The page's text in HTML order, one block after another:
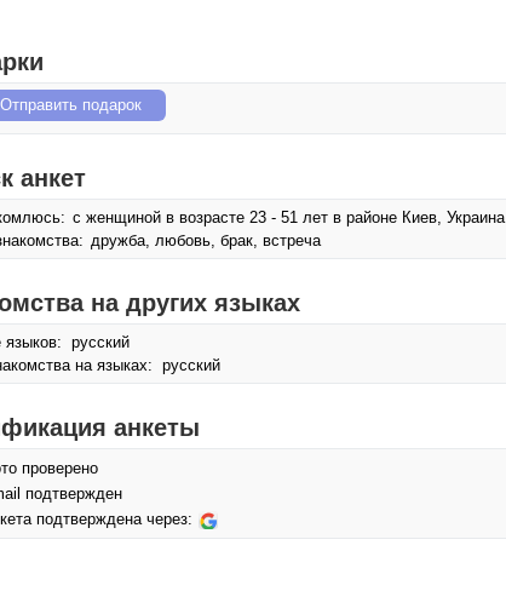
Отправить подарок
анкет
с женщиной в возрасте 23 - 51 лет в районе Киев, Украина
дружба, любовь, брак, встреча
на других языках
языков: русский
на языках: русский
анкеты
проверено
подтвержден
подтверждена через: